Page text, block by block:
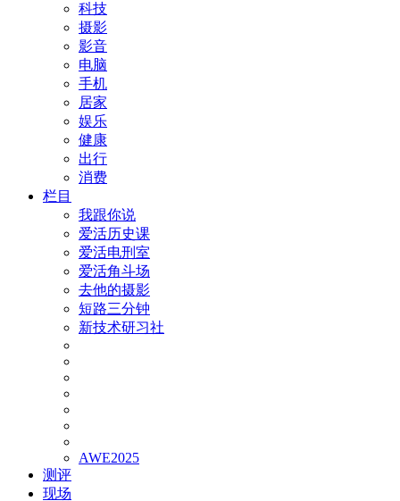
科技
摄影
影音
电脑
手机
居家
娱乐
健康
出行
消费
栏目
我跟你说
爱活历史课
爱活电刑室
爱活角斗场
去他的摄影
短路三分钟
新技术研习社
AWE2025
测评
现场